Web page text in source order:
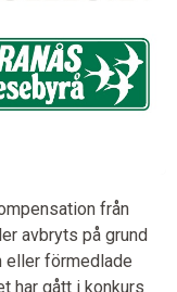
från
avbryts på grund
eller förmedlade
har gått i konkurs